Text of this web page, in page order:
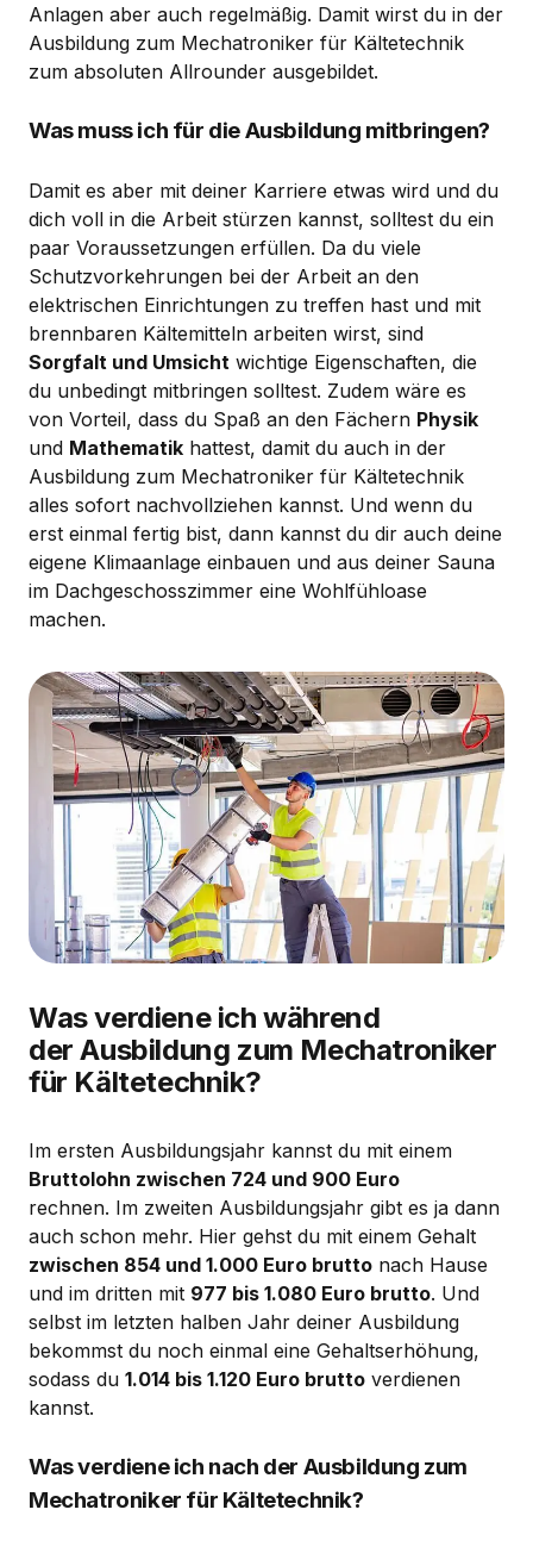
Anlagen aber auch regelmäßig. Damit wirst du in der
Ausbildung zum Mechatroniker für Kältetechnik
zum absoluten Allrounder ausgebildet.
Was muss ich für die Ausbildung mitbringen?
Damit es aber mit deiner Karriere etwas wird und du
dich voll in die Arbeit stürzen kannst, solltest du ein
paar Voraussetzungen erfüllen. Da du viele
Schutzvorkehrungen bei der Arbeit an den
elektrischen Einrichtungen zu treffen hast und mit
brennbaren Kältemitteln arbeiten wirst, sind
Sorgfalt und Umsicht wichtige Eigenschaften, die
du unbedingt mitbringen solltest. Zudem wäre es
von Vorteil, dass du Spaß an den Fächern Physik
und Mathematik hattest, damit du auch in der
Ausbildung zum Mechatroniker für Kältetechnik
alles sofort nachvollziehen kannst. Und wenn du
erst einmal fertig bist, dann kannst du dir auch deine
eigene Klimaanlage einbauen und aus deiner Sauna
im Dachgeschosszimmer eine Wohlfühloase
machen.
Was verdiene ich während
der Ausbildung zum Mechatroniker
für Kältetechnik?
Im ersten Ausbildungsjahr kannst du mit einem
Bruttolohn zwischen 724 und 900 Euro
rechnen. Im zweiten Ausbildungsjahr gibt es ja dann
auch schon mehr. Hier gehst du mit einem Gehalt
zwischen 854 und 1.000 Euro brutto nach Hause
und im dritten mit 977 bis 1.080 Euro brutto. Und
selbst im letzten halben Jahr deiner Ausbildung
bekommst du noch einmal eine Gehaltserhöhung,
sodass du 1.014 bis 1.120 Euro brutto verdienen
kannst.
Was verdiene ich nach der Ausbildung zum
Mechatroniker für Kältetechnik?